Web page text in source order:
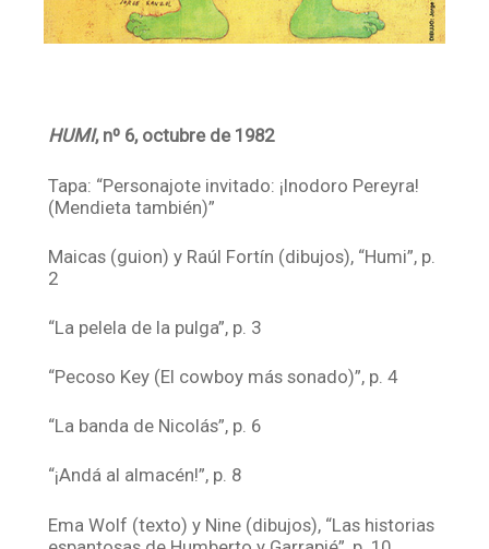
HUMI, nº 6, octubre de 1982
Tapa: “Personajote invitado: ¡Inodoro Pereyra!
(Mendieta también)”
Maicas (guion) y Raúl Fortín (dibujos), “Humi”, p.
2
“La pelela de la pulga”, p. 3
“Pecoso Key (El cowboy más sonado)”, p. 4
“La banda de Nicolás”, p. 6
“¡Andá al almacén!”, p. 8
Ema Wolf (texto) y Nine (dibujos), “Las historias